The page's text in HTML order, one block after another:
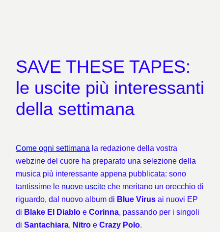
SAVE THESE TAPES:
le uscite più interessanti
della settimana
Come ogni settimana la redazione della vostra
webzine del cuore ha preparato una selezione della
musica più interessante appena pubblicata: sono
tantissime le nuove uscite che meritano un orecchio di
riguardo, dal nuovo album di Blue Virus ai nuovi EP
di Blake El Diablo e Corinna, passando per i singoli
di Santachiara, Nitro e Crazy Polo.